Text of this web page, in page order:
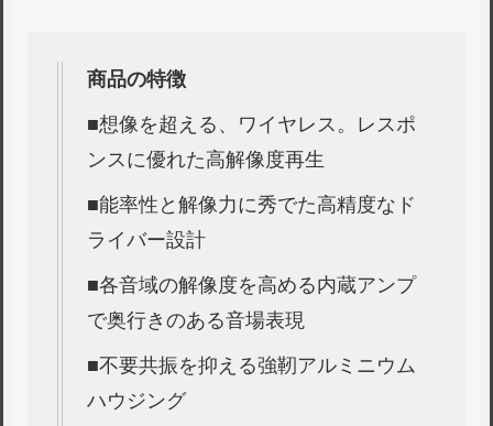
商品の特徴
■想像を超える、ワイヤレス。レスポ
ンスに優れた高解像度再生
■能率性と解像力に秀でた高精度なド
ライバー設計
■各音域の解像度を高める内蔵アンプ
で奥行きのある音場表現
■不要共振を抑える強靭アルミニウム
ハウジング